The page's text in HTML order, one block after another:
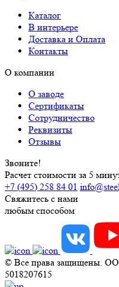
Каталог
В интерьере
Доставка и Оплата
Контакты
О компании
О заводе
Сертификаты
Сотрудничество
Реквизиты
Отзывы
Звоните!
Расчет стоимости за 5
+7 (495) 258 84 01
Свяжитесь с нами
любым способом
© Все права
5018207615